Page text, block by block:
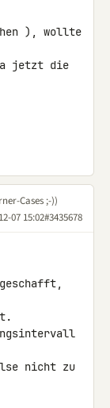
), wollte
jetzt die
Cases ;-))
07 15:02#3435678
nicht zu